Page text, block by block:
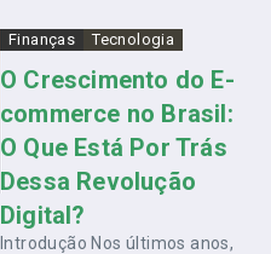
Finanças Tecnologia
O Crescimento do E-
commerce no Brasil:
O Que Está Por Trás
Dessa Revolução
Digital?
Introdução Nos últimos anos,